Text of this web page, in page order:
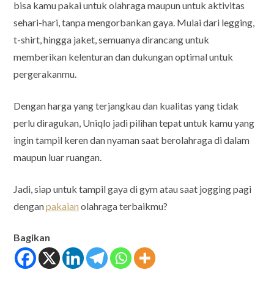
bisa kamu pakai untuk olahraga maupun untuk aktivitas
sehari-hari, tanpa mengorbankan gaya. Mulai dari legging,
t-shirt, hingga jaket, semuanya dirancang untuk
memberikan kelenturan dan dukungan optimal untuk
pergerakanmu.
Dengan harga yang terjangkau dan kualitas yang tidak
perlu diragukan, Uniqlo jadi pilihan tepat untuk kamu yang
ingin tampil keren dan nyaman saat berolahraga di dalam
maupun luar ruangan.
Jadi, siap untuk tampil gaya di gym atau saat jogging pagi
denganpakaian olahraga terbaikmu?
Bagikan